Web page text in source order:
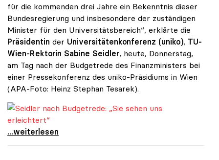
für die kommenden drei Jahre ein Bekenntnis dieser
Bundesregierung und insbesondere der zuständigen
Minister für den Universitätsbereich“, erklärte die
Präsidentin der Universitätenkonferenz (uniko), TU-
Wien-Rektorin Sabine Seidler, heute, Donnerstag,
am Tag nach der Budgetrede des Finanzministers bei
einer Pressekonferenz des uniko-Präsidiums in Wien
(APA-Foto: Heinz Stephan Tesarek).
Seidler nach Budgetrede: „Sie sehen uns erleichtert“
Seidler nach Budgetrede: „Sie sehen uns
...weiterlesen